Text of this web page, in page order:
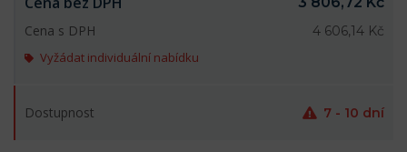
Cena s DPH
4 606,14 Kč
Vyžádat individuální nabídku
Dostupnost 7 - 10 dní